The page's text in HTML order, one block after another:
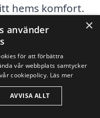
hems komfort.
och utan
×
använder
för att förbättra
vår webbplats samtycker
cookiepolicy. Läs mer
AVVISA ALLT